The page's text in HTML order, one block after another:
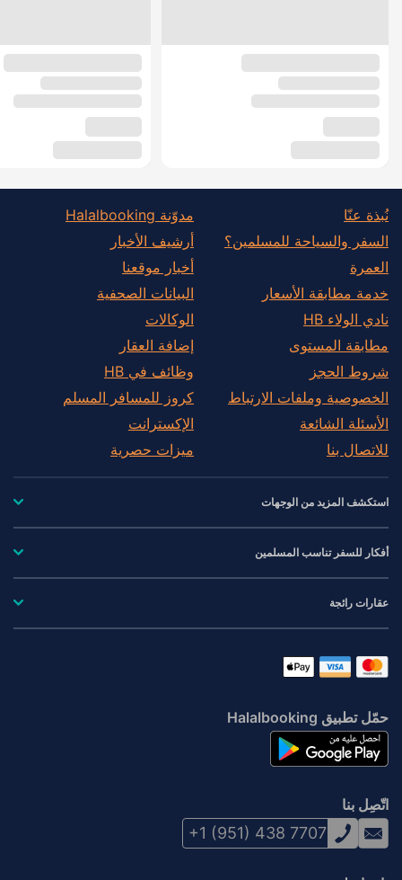
نُبذة عنّا
السفر والسياحة للمسلمين؟
العمرة
خدمة مطابقة الأسعار
نادي الولاء HB
مطابقة المستوى
شروط الحجز
الخصوصية وملفات الارتباط
الأسئلة الشائعة
للاتصال بنا
مدوّنة Halalbooking
أرشيف الأخبار
أخبار موقعنا
البيانات الصحفية
الوكالات
إضافة العقار
وظائف في HB
كروز للمسافر المسلم
الإكسترانت
ميزات حصرية
استكشف المزيد من الوجهات
أفكار للسفر تناسب المسلمين
عقارات رائجة
حمّل تطبيق Halalbooking
اتّصِل بنا
+1 (951) 438 7707